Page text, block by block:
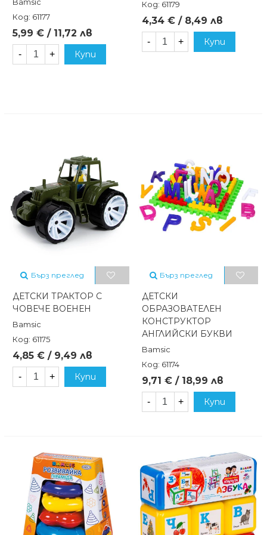
Код: 61177
5,99 € / 11,72 лв
- + Купи
Код: 61179
4,34 € / 8,49 лв
- + Купи
Бърз преглед
ДЕТСКИ ТРАКТОР С
ЧОВЕЧЕ ВОЕНЕН
Bamsic
Код: 61175
4,85 € / 9,49 лв
- + Купи
Бърз преглед
ДЕТСКИ
ОБРАЗОВАТЕЛЕН
КОНСТРУКТОР
АНГЛИЙСКИ БУКВИ
Bamsic
Код: 61174
9,71 € / 18,99 лв
- + Купи